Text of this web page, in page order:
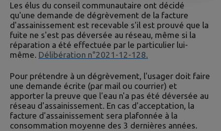
Les élus du conseil communautaire ont décidé
qu'une demande de dégrèvement de la facture
d'assainissement est recevable s'il est prouvé que la
fuite ne s'est pas déversée au réseau, même si la
réparation a été effectuée par le particulier lui-
même. Délibération n°2021-12-128.
Pour prétendre à un dégrèvement, l'usager doit faire
une demande écrite (par mail ou courrier) et
apporter la preuve que l'eau n'a pas été déversée au
réseau d'assainissement. En cas d'acceptation, la
facture d'assainissement sera plafonnée à la
consommation moyenne des 3 dernières années.